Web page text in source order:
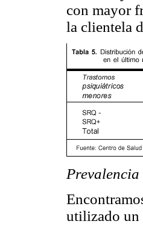
con mayor
la clientela
Prevalencia
utilizado un